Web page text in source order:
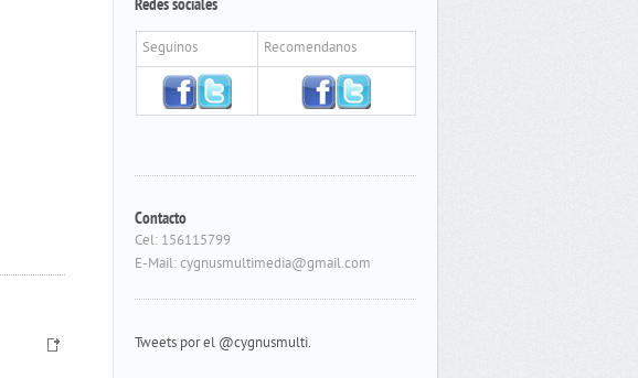
Seguinos Recomendanos
Contacto
Cel: 156115799